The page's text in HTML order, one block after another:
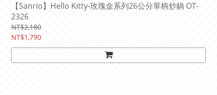
【Sanrio】Hello Kitty-玫瑰金系列26公分單柄炒鍋 OT-
2326
NT$2,180
NT$1,790